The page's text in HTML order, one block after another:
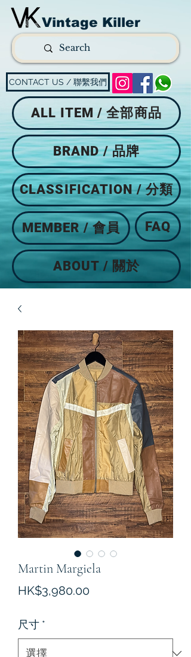
Vintage Killer
CONTACT US / 聯繫我們
ALL ITEM / 全部商品
BRAND / 品牌
CLASSIFICATION / 分類
MEMBER / 會員 FAQ
ABOUT / 關於
Martin Margiela
HK$3,980.00價
尺寸 *